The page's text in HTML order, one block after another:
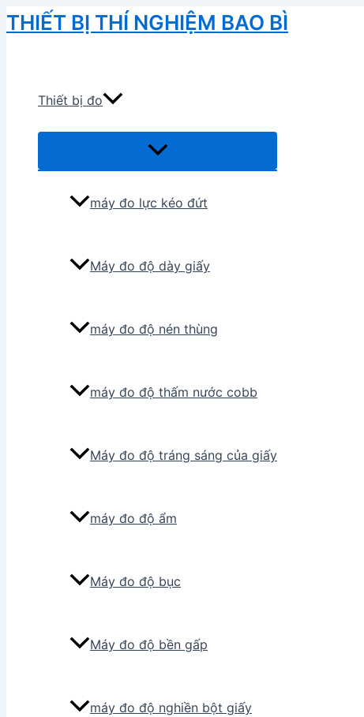
Skip
to
THIẾT BỊ THÍ NGHIỆM BAO BÌ
Thiết bị đo
Menu
máy đo lực kéo đứt
Máy đo độ dày giấy
máy đo độ nén thùng
máy đo độ thấm nước cobb
Máy đo độ tráng sáng của giấy
máy đo độ ẩm
Máy đo độ bục
Máy đo độ bền gấp
máy đo độ nghiền bột giấy